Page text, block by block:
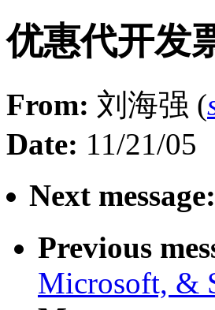
优惠代开发
From: 刘海强 (
Date: 11/21/05
Next message:
Previous
Microsoft, &